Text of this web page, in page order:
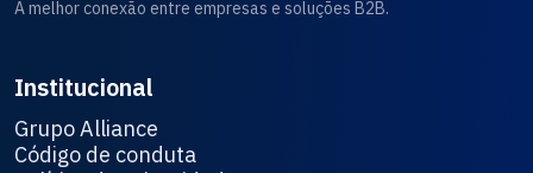
A melhor conexão entre empresas e soluções B2B.
Institucional
Grupo Alliance
Código de conduta